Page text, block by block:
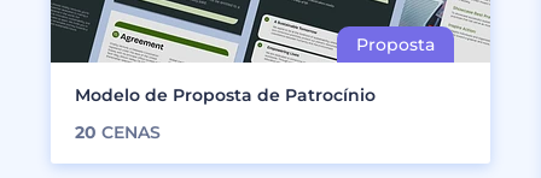
Modelo de Proposta de Patrocínio
20 CENAS